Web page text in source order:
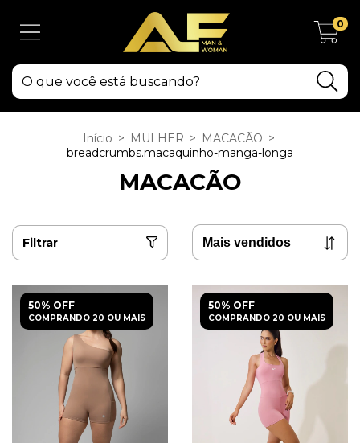
0
Início > MULHER > MACACÃO >
breadcrumbs.macaquinho-manga-longa
MACACÃO
Filtrar
50% OFF
COMPRANDO 20 OU MAIS
50% OFF
COMPRANDO 20 OU MAIS